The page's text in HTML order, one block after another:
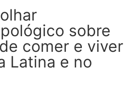
sobre
comer e viver
Latina e no